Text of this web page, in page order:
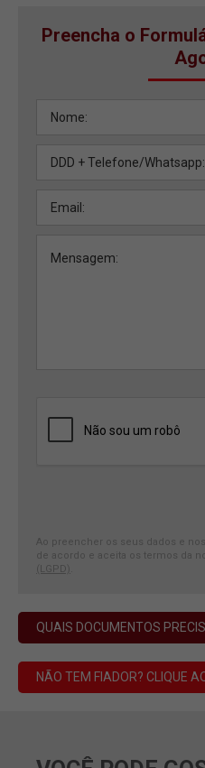
Preencha o
Ao preencher os seus dados e
de acordo e aceita os termos da
(LGPD)
QUAIS DOCUMENTOS
NÃO TEM FIADOR? CLIQUE